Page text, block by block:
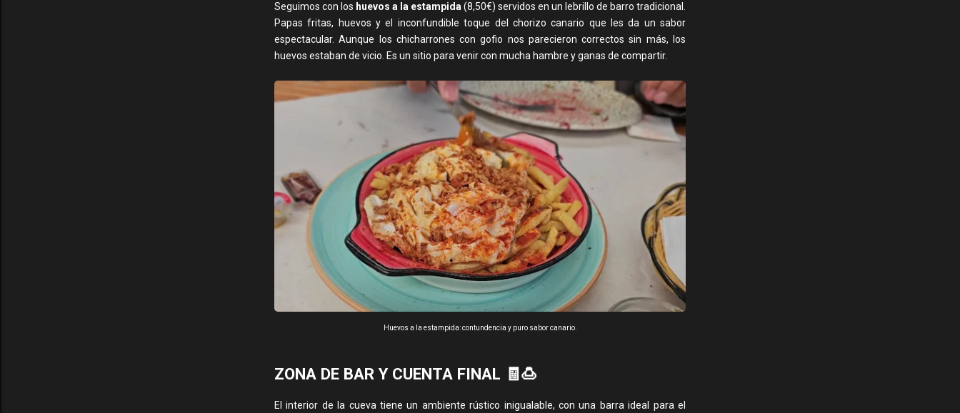
Seguimos con los huevos a la estampida (8,50€) servidos en un lebrillo de barro tradicional.
Papas fritas, huevos y el inconfundible toque del chorizo canario que les da un sabor
espectacular. Aunque los chicharrones con gofio nos parecieron correctos sin más, los
huevos estaban de vicio. Es un sitio para venir con mucha hambre y ganas de compartir.
Huevos a la estampida: contundencia y puro sabor canario.
ZONA DE BAR Y CUENTA FINAL 🧾🍮
El interior de la cueva tiene un ambiente rústico inigualable, con una barra ideal para el